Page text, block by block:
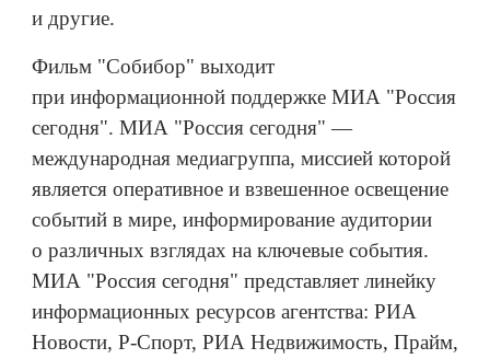
и другие.
Фильм "Собибор" выходит
при информационной поддержке МИА "Россия
сегодня". МИА "Россия сегодня" —
международная медиагруппа, миссией которой
является оперативное и взвешенное освещение
событий в мире, информирование аудитории
о различных взглядах на ключевые события.
МИА "Россия сегодня" представляет линейку
информационных ресурсов агентства: РИА
Новости, Р-Спорт, РИА Недвижимость, Прайм,